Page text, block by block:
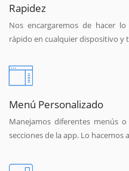
Rapidez
Nos encargaremos de hacer
rápido en cualquier dispositivo y
Menú Personalizado
Manejamos diferentes menús
secciones de la app. Lo hacemos